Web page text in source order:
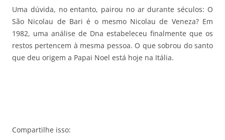
Uma dúvida, no entanto, pairou no ar durante séculos: O
São Nicolau de Bari é o mesmo Nicolau de Veneza? Em
1982, uma análise de Dna estabeleceu finalmente que os
restos pertencem à mesma pessoa. O que sobrou do santo
que deu origem a Papai Noel está hoje na Itália.
Compartilhe isso: